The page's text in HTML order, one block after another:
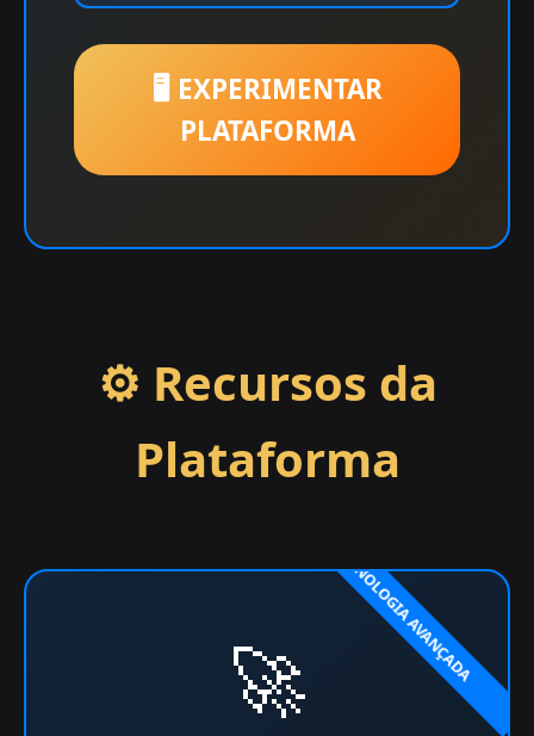
🖥️ EXPERIMENTAR
PLATAFORMA
⚙️ Recursos da
Plataforma
🚀